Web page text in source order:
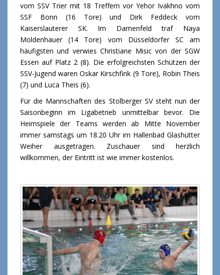
vom SSV Trier mit 18 Treffern vor Yehor Ivakhno vom
SSF Bonn (16 Tore) und Dirk Feddeck vom
Kaiserslauterer SK. Im Damenfeld traf Naya
Moldenhauer (14 Tore) vom Düsseldorfer SC am
häufigsten und verwies Christiane Misic von der SGW
Essen auf Platz 2 (8). Die erfolgreichsten Schützen der
SSV-Jugend waren Oskar Kirschfink (9 Tore), Robin Theis
(7) und Luca Theis (6).
Für die Mannschaften des Stolberger SV steht nun der
Saisonbeginn im Ligabetrieb unmittelbar bevor. Die
Heimspiele der Teams werden ab Mitte November
immer samstags um 18.20 Uhr im Hallenbad Glashütter
Weiher ausgetragen. Zuschauer sind herzlich
willkommen, der Eintritt ist wie immer kostenlos.